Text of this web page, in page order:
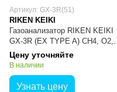
Артикул: GX-3R(51)
RIKEN KEIKI
Газоанализатор RIKEN KEIKI
GX-3R (EX TYPE A) CH4, O2,
H2S, CO, определение метана,
кислорода, сероводорода и
Цену уточняйте
В наличии
Узнать цену